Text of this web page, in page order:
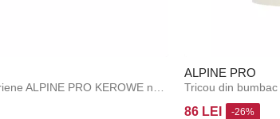
ALPINE PRO
86 LEI -26%